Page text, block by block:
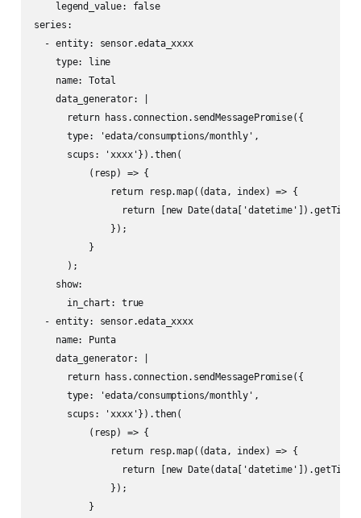
    legend_value: false
series:
  - entity: sensor.edata_xxxx
    type: line
    name: Total
    data_generator: |
      return hass.connection.sendMessagePromise({
      type: 'edata/consumptions/monthly',
      scups: 'xxxx'}).then(
          (resp) => {
              return resp.map((data, index) => {
return [new
              });
          }
      );
    show:
      in_chart: true
  - entity: sensor.edata_xxxx
    name: Punta
    data_generator: |
      return hass.connection.sendMessagePromise({
      type: 'edata/consumptions/monthly',
      scups: 'xxxx'}).then(
          (resp) => {
              return resp.map((data, index) => {
return [new
              });
          }